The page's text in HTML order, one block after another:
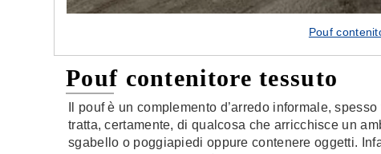
Pouf
Pouf contenitore tessuto
Il pouf è un complemento d’arredo informale,
tratta, certamente, di qualcosa che arricchisce un
sgabello o poggiapiedi oppure contenere oggetti.